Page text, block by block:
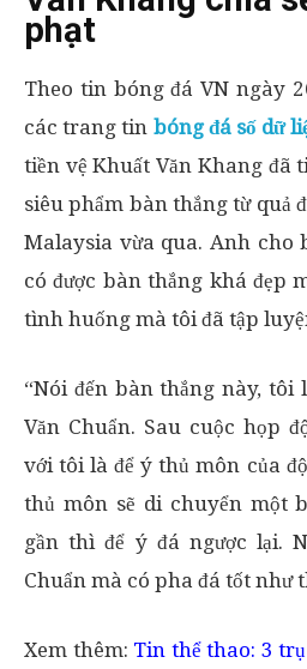
phạt
Theo tin bóng đá VN ngày
các trang tin bóng đá số dữ
tiền vệ Khuất Văn Khang đã
siêu phẩm bàn thắng từ quả
Malaysia vừa qua. Anh cho
có được bàn thắng khá đẹp
tình huống mà tôi đã tập
“Nói đến bàn thắng này, tôi
Văn Chuẩn. Sau cuộc họp
với tôi là để ý thủ môn của
thủ môn sẽ di chuyển một
gần thì để ý đá ngược lại.
Chuẩn mà có pha đá tốt như
Xem thêm: Tin thể thao: 3